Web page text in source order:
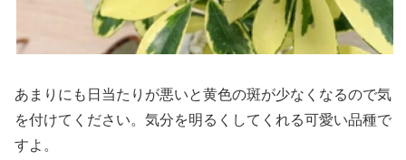
あまりにも日当たりが悪いと黄色の斑が少なくなるので気
を付けてください。気分を明るくしてくれる可愛い品種で
すよ。